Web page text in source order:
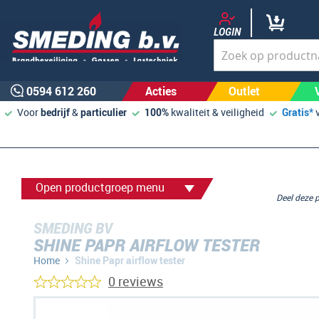
LOGIN
0594 612 260 Acties Outlet
Voorbedrijf&particulier 100% kwaliteit & veiligheid Gratis*
Open productgroep menu
SMEDING BV
SHINE PAPR AIRFLOW TESTER
Home Shine Papr airflow tester
Deel
0 reviews
Ga